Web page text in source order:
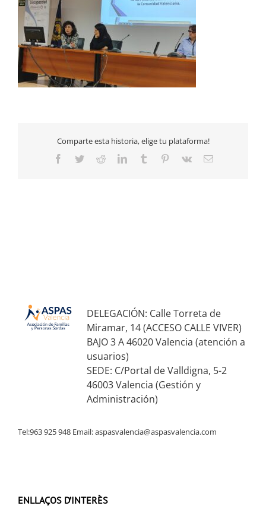
Comparte esta historia, elige tu plataforma!
Facebook
TwitterRedditLinkedInTumblr Pinterest
Vk Email
DELEGACIÓN: Calle Torreta de
Miramar, 14 (ACCESO CALLE VIVER)
BAJO 3 A 46020 Valencia (atención a
usuarios)
SEDE: C/Portal de Valldigna, 5-2
46003 Valencia (Gestión y
Administración)
Tel:963 925 948 Email:aspasvalencia@aspasvalencia.com
ENLLAÇOS D’INTERÈS